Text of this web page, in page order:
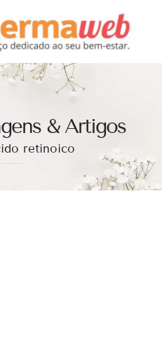
& Artigos
retinoico